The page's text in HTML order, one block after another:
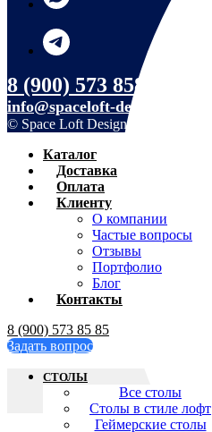
8 (900) 573 8585
info@spaceloft-design.ru
© Space Loft Design
Каталог
Доставка
Оплата
Клиенту
О компании
Частые вопросы
Отзывы
Портфолио
Блог
Контакты
8 (900) 573 85 85
Задать вопрос
СТОЛЫ
Все столы
Столы в стиле лофт
Геймерские столы